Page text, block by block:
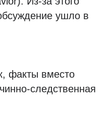
ушло в
факты вместо
следственная